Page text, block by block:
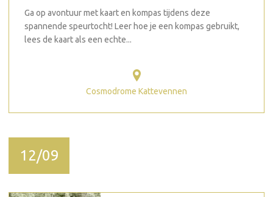
Ga op avontuur met kaart en kompas tijdens deze
spannende speurtocht! Leer hoe je een kompas gebruikt,
lees de kaart als een echte...
Cosmodrome Kattevennen
12/09